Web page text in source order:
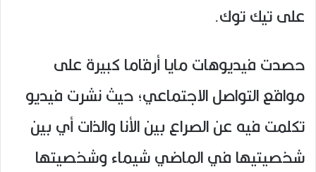
على تيك توك.
حصدت فيديوهات مايا أرقاما كبيرة على
مواقع التواصل الاجتماعي؛ حيث نشرت فيديو
تكلمت فيه عن الصراع بين الأنا والذات أي بين
شخصيتيها في الماضي شيماء وشخصيتها